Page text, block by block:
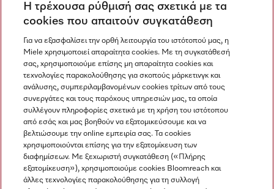
Ανακαλύψτε τα Miele Experience Center
Newsletter
Miele στο Instagram
Miele στο Facebook
Miele στο Youtube
Η τρέχουσα ρύθμισή σας σχετικά με τα
cookies που απαιτούν συγκατάθεση
Για να εξασφαλίσει την ορθή λειτουργία του ιστότοπού μας, η
Miele χρησιμοποιεί απαραίτητα cookies. Με τη συγκατάθεσή
σας, χρησιμοποιούμε επίσης μη απαραίτητα cookies και
τεχνολογίες παρακολούθησης για σκοπούς μάρκετινγκ και
ανάλυσης, συμπεριλαμβανομένων cookies τρίτων από τους
συνεργάτες και τους παρόχους υπηρεσιών μας, τα οποία
συλλέγουν πληροφορίες σχετικά με τη χρήση του ιστότοπου
από εσάς και μας βοηθούν να εξατομικεύσουμε και να
βελτιώσουμε την online εμπειρία σας. Τα cookies
χρησιμοποιούνται επίσης για την εξατομίκευση των
διαφημίσεων. Με ξεχωριστή συγκατάθεση («Πλήρης
εξατομίκευση»), χρησιμοποιούμε cookies Bloomreach και
άλλες τεχνολογίες παρακολούθησης για τη συλλογή